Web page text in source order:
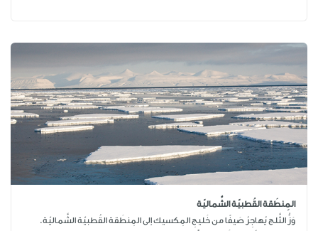
المِنطَقة القُطبيّة الشَّماليّة
وَزُّ الثَّلج يُهاجِرُ صَيفًا من خَليجِ المِكسيك إلى المِنطَقة القُطبيّة الشَّماليّة.